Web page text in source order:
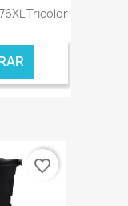
Tricolor
favorite_border